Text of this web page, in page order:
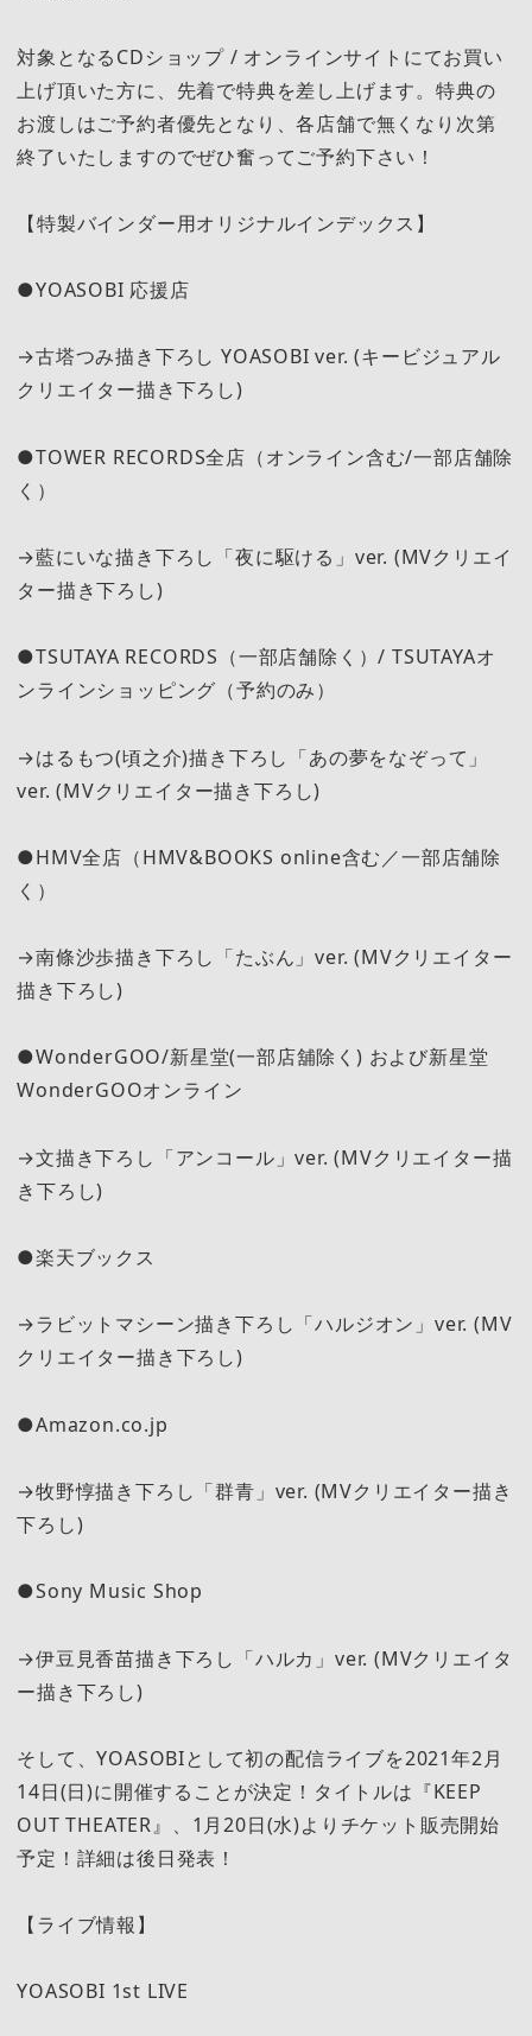
対象となるCDショップ / オンラインサイトにてお買い
上げ頂いた方に、先着で特典を差し上げます。特典の
お渡しはご予約者優先となり、各店舗で無くなり次第
終了いたしますのでぜひ奮ってご予約下さい！
【特製バインダー用オリジナルインデックス】
●YOASOBI 応援店
→古塔つみ描き下ろし YOASOBI ver. (キービジュアル
クリエイター描き下ろし)
●TOWER RECORDS全店（オンライン含む/一部店舗除
く）
→藍にいな描き下ろし「夜に駆ける」ver. (MVクリエイ
ター描き下ろし)
●TSUTAYA RECORDS（一部店舗除く）/ TSUTAYAオ
ンラインショッピング（予約のみ）
→はるもつ(頃之介)描き下ろし「あの夢をなぞって」
ver. (MVクリエイター描き下ろし)
●HMV全店（HMV&BOOKS online含む／一部店舗除
く）
→南條沙歩描き下ろし「たぶん」ver. (MVクリエイター
描き下ろし)
●WonderGOO/新星堂(一部店舖除く) および新星堂
WonderGOOオンライン
→文描き下ろし「アンコール」ver. (MVクリエイター描
き下ろし)
●楽天ブックス
→ラビットマシーン描き下ろし「ハルジオン」ver. (MV
クリエイター描き下ろし)
●Amazon.co.jp
→牧野惇描き下ろし「群青」ver. (MVクリエイター描き
下ろし)
●Sony Music Shop
→伊豆見香苗描き下ろし「ハルカ」ver. (MVクリエイタ
ー描き下ろし)
そして、YOASOBIとして初の配信ライブを2021年2月
14日(日)に開催することが決定！タイトルは『KEEP
OUT THEATER』、1月20日(水)よりチケット販売開始
予定！詳細は後日発表！
【ライブ情報】
YOASOBI 1st LIVE